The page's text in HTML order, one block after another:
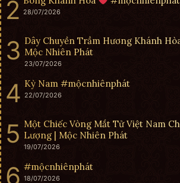
28/07/2026
Dây Chuyền Trầm Hương Khánh
Mộc Nhiên Phát
23/07/2026
Kỳ Nam #mộcnhiênphát
22/07/2026
Một Chiếc Vòng Mắt Tử Việt Nam
Lượng | Mộc Nhiên Phát
19/07/2026
#mộcnhiênphát
18/07/2026